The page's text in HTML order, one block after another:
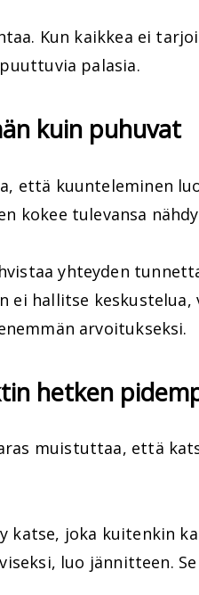
Kun kaikkea ei
palasia.
kuin puhuvat
että kuunteleminen
kokee tulevansa
yhteyden
ei hallitse keskustelua,
arvoitukseksi.
hetken
muistuttaa, että
katse, joka kuitenkin
luo jännitteen.